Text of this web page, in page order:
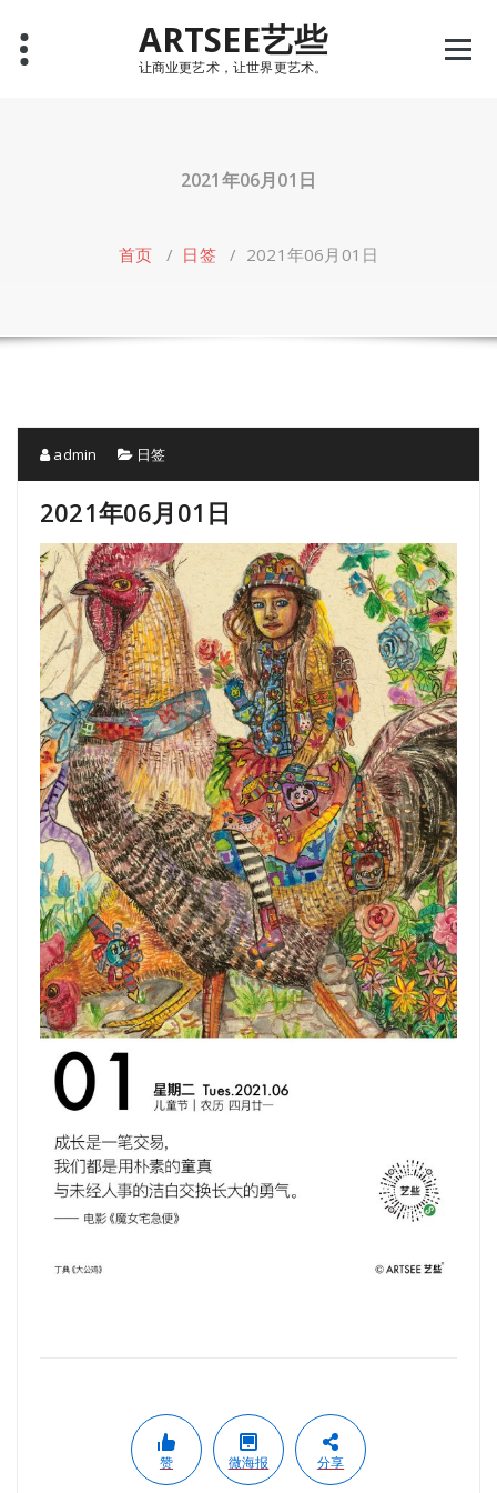
content
ARTSEE艺些
让商业更艺术，让世界更艺术。
2021年06月01日
首页 / 日签/ 2021年06月01日
admin 日签
2021年06月01日
赞 微海报 分享